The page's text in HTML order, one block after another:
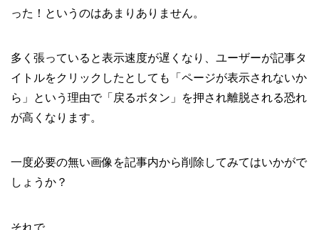
った！というのはあまりありません。
多く張っていると表示速度が遅くなり、ユーザーが記事タ
イトルをクリックしたとしても「ページが表示されないか
ら」という理由で「戻るボタン」を押され離脱される恐れ
が高くなります。
一度必要の無い画像を記事内から削除してみてはいかがで
しょうか？
それで